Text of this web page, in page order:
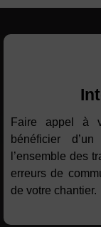
Faire appel à
bénéficier
l’ensemble des
erreurs de
de votre chantier.